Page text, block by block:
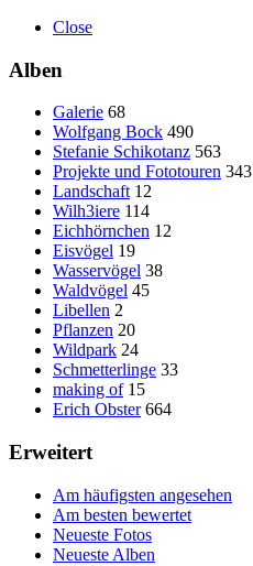
Close
Alben
Galerie 68
Wolfgang Bock 490
Stefanie Schikotanz 563
Projekte und Fototouren 343
Landschaft 12
Wilh3iere 114
Eichhörnchen 12
Eisvögel 19
Wasservögel 38
Waldvögel 45
Libellen 2
Pflanzen 20
Wildpark 24
Schmetterlinge 33
making of 15
Erich Obster 664
Erweitert
Am häufigsten angesehen
Am besten bewertet
Neueste Fotos
Neueste Alben